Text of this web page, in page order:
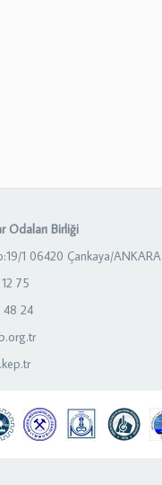
Odaları Birliği
1 06420 Çankaya/ANKARA
75
48 24